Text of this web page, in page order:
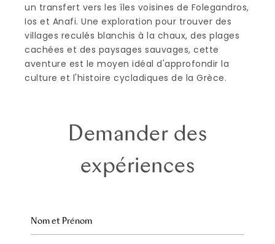
un transfert vers les îles voisines de Folegandros,
Ios et Anafi. Une exploration pour trouver des
villages reculés blanchis à la chaux, des plages
cachées et des paysages sauvages, cette
aventure est le moyen idéal d'approfondir la
culture et l'histoire cycladiques de la Grèce.
Demander des
expériences